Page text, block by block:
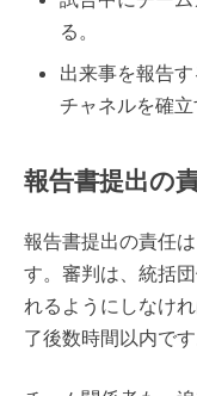
る。
出来事を報告
チャネルを確立
報告書提出の
報告書提出の責任
す。審判は、統括
れるようにしなけ
了後数時間以内です